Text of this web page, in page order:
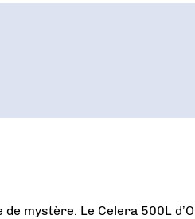
mystère. Le Celera 500L